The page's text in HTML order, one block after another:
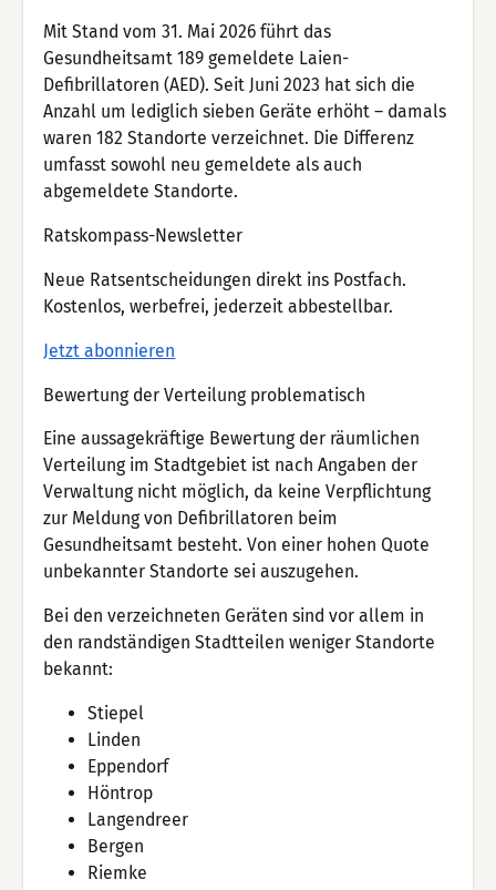
Mit Stand vom 31. Mai 2026 führt das
Gesundheitsamt 189 gemeldete Laien-
Defibrillatoren (AED). Seit Juni 2023 hat sich die
Anzahl um lediglich sieben Geräte erhöht – damals
waren 182 Standorte verzeichnet. Die Differenz
umfasst sowohl neu gemeldete als auch
abgemeldete Standorte.
Ratskompass-Newsletter
Neue Ratsentscheidungen direkt ins Postfach.
Kostenlos, werbefrei, jederzeit abbestellbar.
Jetzt abonnieren
Bewertung der Verteilung problematisch
Eine aussagekräftige Bewertung der räumlichen
Verteilung im Stadtgebiet ist nach Angaben der
Verwaltung nicht möglich, da keine Verpflichtung
zur Meldung von Defibrillatoren beim
Gesundheitsamt besteht. Von einer hohen Quote
unbekannter Standorte sei auszugehen.
Bei den verzeichneten Geräten sind vor allem in
den randständigen Stadtteilen weniger Standorte
bekannt:
Stiepel
Linden
Eppendorf
Höntrop
Langendreer
Bergen
Riemke